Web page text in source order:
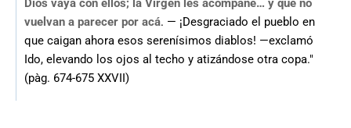
Dios vaya con ellos; la Virgen les acompañe… y que no
vuelvan a parecer por acá. — ¡Desgraciado el pueblo en
que caigan ahora esos serenísimos diablos! —exclamó
Ido, elevando los ojos al techo y atizándose otra copa."
(pàg. 674-675 XXVII)